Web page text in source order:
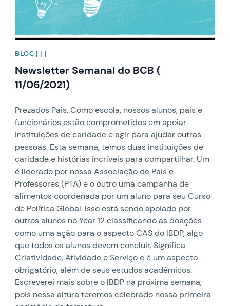
BLOG | | |
Newsletter Semanal do BCB (
11/06/2021)
Prezados Pais, Como escola, nossos alunos, pais e
funcionários estão comprometidos em apoiar
instituições de caridade e agir para ajudar outras
pessoas. Esta semana, temos duas instituições de
caridade e histórias incríveis para compartilhar. Um
é liderado por nossa Associação de Pais e
Professores (PTA) e o outro uma campanha de
alimentos coordenada por um aluno para seu Curso
de Política Global. Isso está sendo apoiado por
outros alunos no Year 12 classificando as doações
como uma ação para o aspecto CAS do IBDP, algo
que todos os alunos devem concluir. Significa
Criatividade, Atividade e Serviço e é um aspecto
obrigatório, além de seus estudos acadêmicos.
Escreverei mais sobre o IBDP na próxima semana,
pois nessa altura teremos celebrado nossa primeira